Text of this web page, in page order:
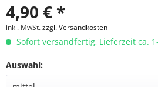
4,90 € *
inkl. MwSt.zzgl. Versandkosten
Sofort versandfertig, Lieferzeit ca.
Auswahl: